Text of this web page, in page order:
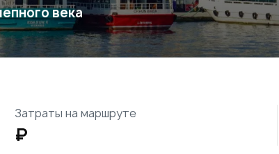
века
Затраты на маршруте
₽